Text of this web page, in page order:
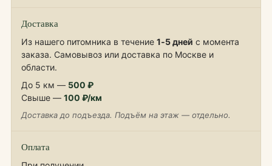
Доставка
Из нашего питомника в течение 1‑5 дней с момента
заказа. Самовывоз или доставка по Москве и
области.
До 5 км — 500 ₽
Свыше — 100 ₽/км
Доставка до подъезда. Подъём на этаж — отдельно.
Оплата